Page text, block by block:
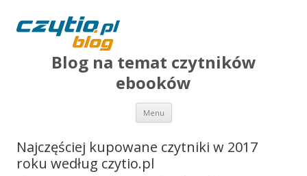
Blog na temat czytników
ebooków
Menu Przejdź do treści
Najczęściej kupowane czytniki w 2017
roku według czytio.pl